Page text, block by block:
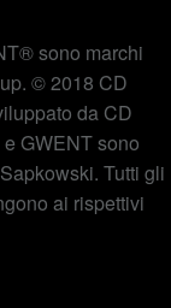
sono marchi
© 2018 CD
da CD
GWENT sono
Tutti gli
ai rispettivi